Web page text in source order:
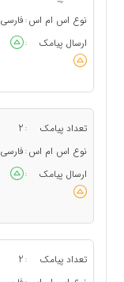
نوع اس ام اس : فارسی
ارسال پیامک
:
تعداد پیامک :
2
نوع اس ام اس : فارسی
ارسال پیامک
:
تعداد پیامک :
2